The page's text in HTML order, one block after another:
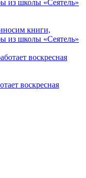
книги,
из школы «Сеятель»
воскресная